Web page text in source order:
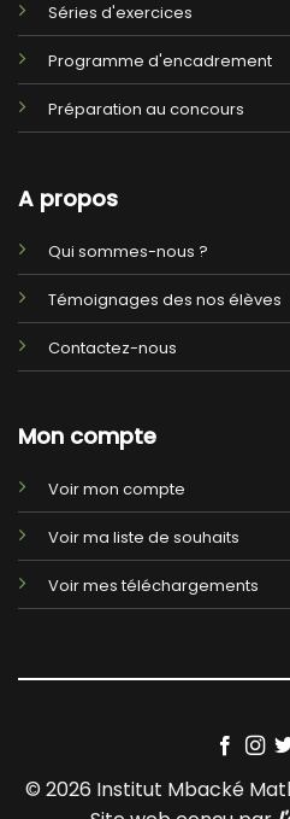
Séries d'exercices
Programme d'encadrement
Préparation au concours
A propos
Qui sommes-nous ?
Témoignages des nos élèves
Contactez-nous
Mon compte
Voir mon compte
Voir ma liste de souhaits
Voir mes téléchargements
© 2026 Institut Mbacké